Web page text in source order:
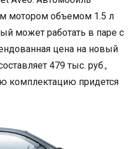
мотором объемом 1.5 л
может работать в паре с
цена на новый
479 тыс. руб.,
комплектацию придется